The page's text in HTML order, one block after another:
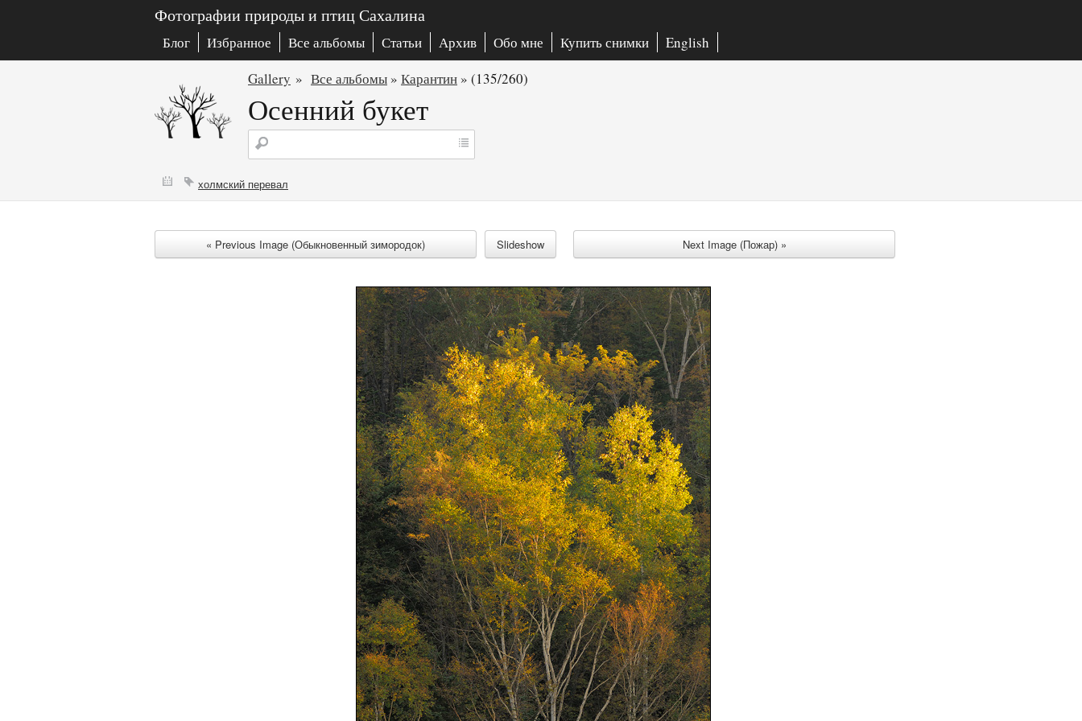
Фотографии природы и птиц Сахалина
Блог Избранное Все альбомы Статьи Архив Обо мне Купить снимки
English
Gallery » Все альбомы » Карантин » (135/260)
Осенний букет
холмский перевал
« Previous Image (Обыкновенный зимородок) Slideshow Next Image (Пожар) »